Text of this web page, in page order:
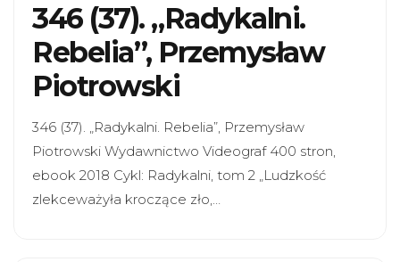
346 (37). „Radykalni.
Rebelia”, Przemysław
Piotrowski
346 (37). „Radykalni. Rebelia”, Przemysław
Piotrowski Wydawnictwo Videograf 400 stron,
ebook 2018 Cykl: Radykalni, tom 2 „Ludzkość
zlekceważyła kroczące zło,…